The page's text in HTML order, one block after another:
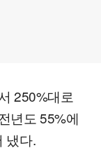
250%대로
년도 55%에
냈다.